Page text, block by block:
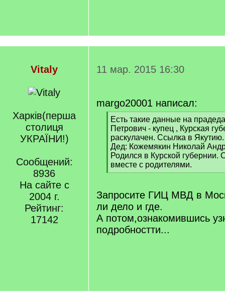
Vitaly
Харкiв(перша
столиця
УКРАЇНИ!)
Сообщений:
8936
На сайте с
2004 г.
Рейтинг:
17142
11 мар. 2015 16:30
margo20001 написал:
[
q
]
Есть такие данные на
Петрович - купец , Курская
раскулачен. Ссылка в Якутию.
Дед: Кожемякин Николай
Родился в Курской губернии.
вместе с родителями.
[
q
]
Запросите ГИЦ МВД в
ли дело и где.
А потом,ознакомившись
подробностти...